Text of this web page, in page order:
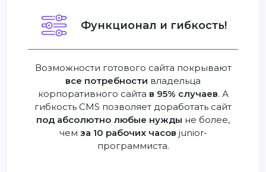
Функционал и гибкость!
Возможности готового сайта покрывают
все потребности владельца
корпоративного сайта в 95% случаев. А
гибкость CMS позволяет доработать сайт
под абсолютно любые нужды не более,
чем за 10 рабочих часов junior-
программиста.